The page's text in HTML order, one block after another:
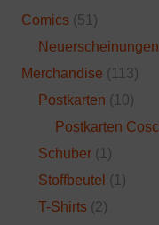
Comics (51)
Neuerscheinungen
Merchandise (113)
Postkarten (10)
Postkarten
Schuber (1)
Stoffbeutel (1)
T-Shirts (2)